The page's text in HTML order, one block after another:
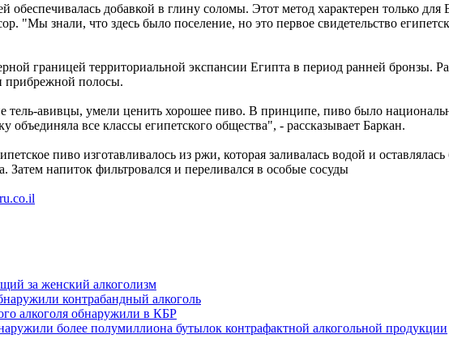
обеспечивалась добавкой в глину соломы. Этот метод характерен только
"Мы знали, что здесь было поселение, но это первое свидетельство
границей территориальной экспансии Египта в период ранней бронзы.
полосы.
тель-авивцы, умели ценить хорошее пиво. В принципе, пиво было
все классы египетского общества", - рассказывает Баркан.
пиво изготавливалось из ржи, которая заливалась водой и
Затем напиток фильтровался и переливался в особые сосуды
за женский алкоголизм
контрабандный алкоголь
алкоголя обнаружили в КБР
более полумиллиона бутылок контрафактной алкогольной продукции